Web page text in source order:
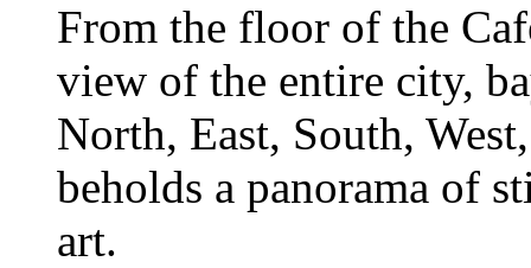
From the floor of the
view of the entire city,
North, East, South,
beholds a panorama of
art.